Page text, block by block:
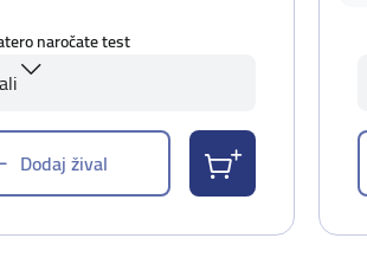
naročate test
Dodaj žival